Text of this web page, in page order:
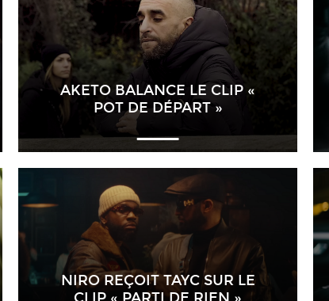
AKETO BALANCE LE CLIP «
POT DE DÉPART »
NIRO REÇOIT TAYC SUR LE